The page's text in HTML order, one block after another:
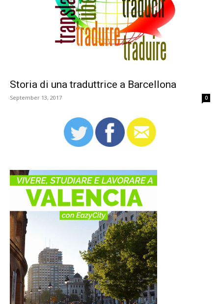
Storia di una traduttrice a Barcellona
September 13, 2017 0